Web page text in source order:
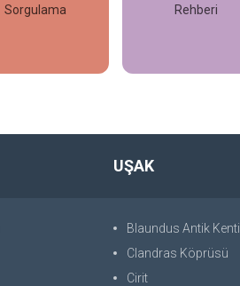
Sorgulama
Rehberi
UŞAK
Blaundus Antik Kenti
Clandras Köprüsü
Cirit